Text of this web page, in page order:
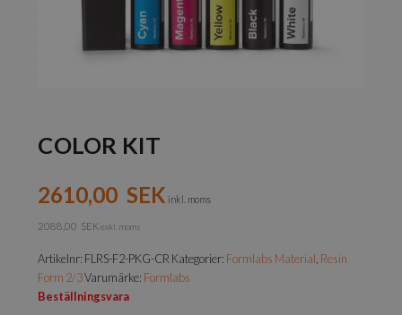
COLOR KIT
2610,00 SEK inkl. moms
2088,00 SEK exkl. moms
Artikelnr: FLRS-F2-PKG-CR Kategorier: Formlabs Material Resin
Form 2/3Varumärke: Formlabs
Beställningsvara